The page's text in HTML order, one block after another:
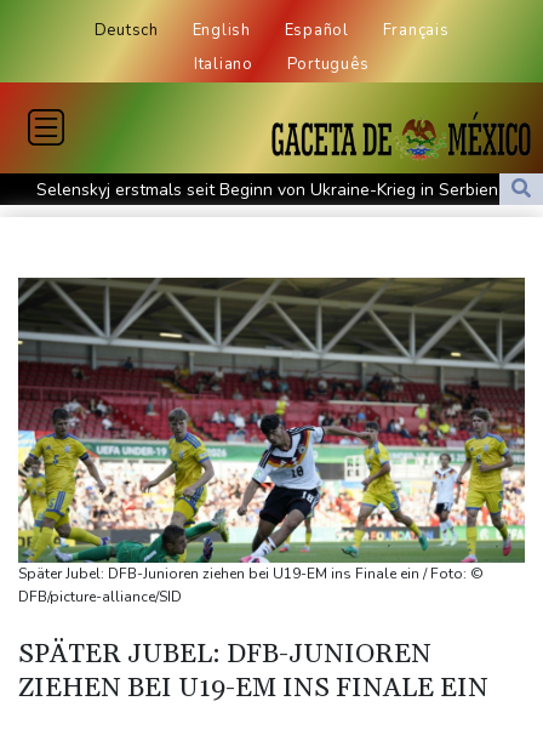
Deutsch English Español
Français
Italiano
Português
Selenskyj erstmals seit Beginn von Ukraine-Krieg in Serbien -
Treffen mit Vucic
Trump macht erneut Druck auf Zentralbank-Vorständin Cook
"Medizinische Bedenken": Asllani bleibt bei Hoffenheim
Eurojackpot geknackt: Mehr als 32 Millionen Euro gehen nach
Nordrhein-Westfalen
Menschenrechtsgruppen: Mehr als 140 Tote bei Migrationskrise
in Ceuta
Mindestens zehn Tote bei Angriffen der pro-iranischen Huthis im
Jemen
US-Senat stimmt für verschärfte Sanktionen gegen Russland
US-Gericht setzt Bau von Trumps Ballsaal aus - Präsident
Direkt-ICE Berlin-Paris bleibt wegen Technikproblemen vorerst
unterbrochen
Später Jubel: DFB-Junioren ziehen bei U19-EM ins Finale ein / Foto: ©
DFB/picture-alliance/SID
SPÄTER JUBEL: DFB-JUNIOREN
ZIEHEN BEI U19-EM INS FINALE EIN